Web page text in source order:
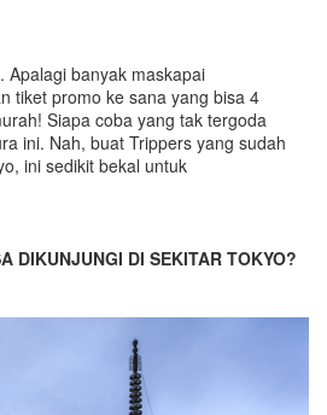
Apalagi banyak maskapai
tiket promo ke sana yang bisa 4
Siapa coba yang tak tergoda
ini. Nah, buat Trippers yang sudah
ini sedikit bekal untuk
DIKUNJUNGI DI SEKITAR TOKYO?